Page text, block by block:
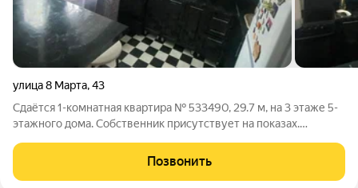
улица 8 Марта,43
Сдаётся 1-комнатная квартира № 533490, 29.7 м, на 3 этаже 5-
этажного дома. Собственник присутствует на показах.
включены в стоимость. По условиям проживания: можно с
детьми, можно с питомцами. Срок
Позвонить